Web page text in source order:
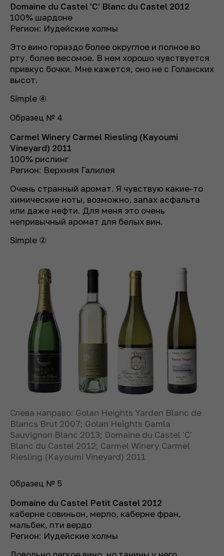
Domaine du Castel 'C' Blanc du Castel 2012
100% шардоне
Регион: Иудейские холмы
Это вино гораздо более округлое и полное во
рту, более весомое. В нем хорошо чувствуется
привкус бочки. Мне кажется, оно не с Голанских
высот.
Simple ④
Образец № 4
Carmel Winery Carmel Riesling (Kayoumi
Vineyard) 2011
100% рислинг
Регион: Верхняя Галилея
Очень странный аромат. Я чувствую какие-то
химические ноты, возможно, запах асфальта
или даже нефти. Для меня это очень
непривычный аромат для белых вин.
Simple ②
Слева направо: Golan Heights Yarden Blanc de
Blancs Brut 2007; Golan Heights Gamla
Sauvignon Blanc 2013; Domaine du Castel 'C'
Blanc du Castel 2012; Carmel Winery Carmel
Riesling (Kayoumi Vineyard) 2011
Образец № 5
Domaine du Castel Petit Castel 2012
каберне совиньон, мерло, каберне фран,
мальбек, пти вердо
Регион: Иудейские холмы